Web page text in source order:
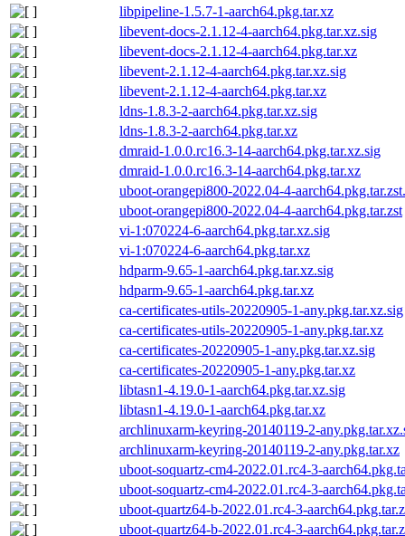
libpipeline-1.5.7-1-aarch64.pkg.tar.xz
libevent-docs-2.1.12-4-aarch64.pkg.tar.xz.sig
libevent-docs-2.1.12-4-aarch64.pkg.tar.xz
libevent-2.1.12-4-aarch64.pkg.tar.xz.sig
libevent-2.1.12-4-aarch64.pkg.tar.xz
ldns-1.8.3-2-aarch64.pkg.tar.xz.sig
ldns-1.8.3-2-aarch64.pkg.tar.xz
dmraid-1.0.0.rc16.3-14-aarch64.pkg.tar.xz.sig
dmraid-1.0.0.rc16.3-14-aarch64.pkg.tar.xz
uboot-orangepi800-2022.04-4-
uboot-orangepi800-2022.04-4-aarch64.pkg.tar.zst
vi-1:070224-6-aarch64.pkg.tar.xz.sig
vi-1:070224-6-aarch64.pkg.tar.xz
hdparm-9.65-1-aarch64.pkg.tar.xz.sig
hdparm-9.65-1-aarch64.pkg.tar.xz
ca-certificates-utils-20220905-1-any.pkg.tar.xz.sig
ca-certificates-utils-20220905-1-any.pkg.tar.xz
ca-certificates-20220905-1-any.pkg.tar.xz.sig
ca-certificates-20220905-1-any.pkg.tar.xz
libtasn1-4.19.0-1-aarch64.pkg.tar.xz.sig
libtasn1-4.19.0-1-aarch64.pkg.tar.xz
archlinuxarm-keyring-20140119-2-
archlinuxarm-keyring-20140119-2-any.pkg.tar.xz
uboot-soquartz-cm4-2022.01.rc4-3-
uboot-soquartz-cm4-2022.01.rc4-3-
uboot-quartz64-b-2022.01.rc4-3-
uboot-quartz64-b-2022.01.rc4-3-